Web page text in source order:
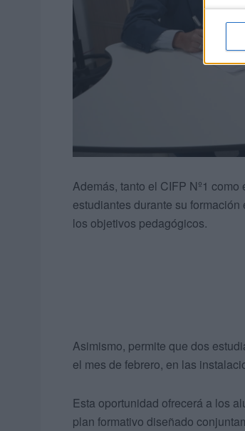
Además, tanto el CIFP Nº1
estudiantes durante su
los objetivos pedagógicos.
Asimismo, permite que dos
el mes de febrero, en las
Esta oportunidad ofrecerá a los
plan formativo diseñado